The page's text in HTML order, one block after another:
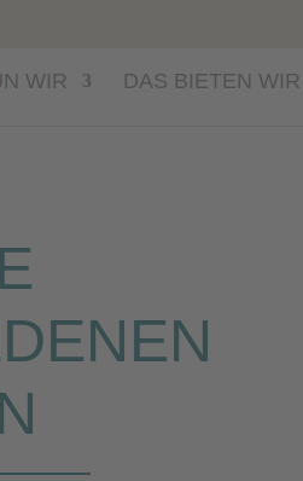
WIR DAS BIETEN WIR